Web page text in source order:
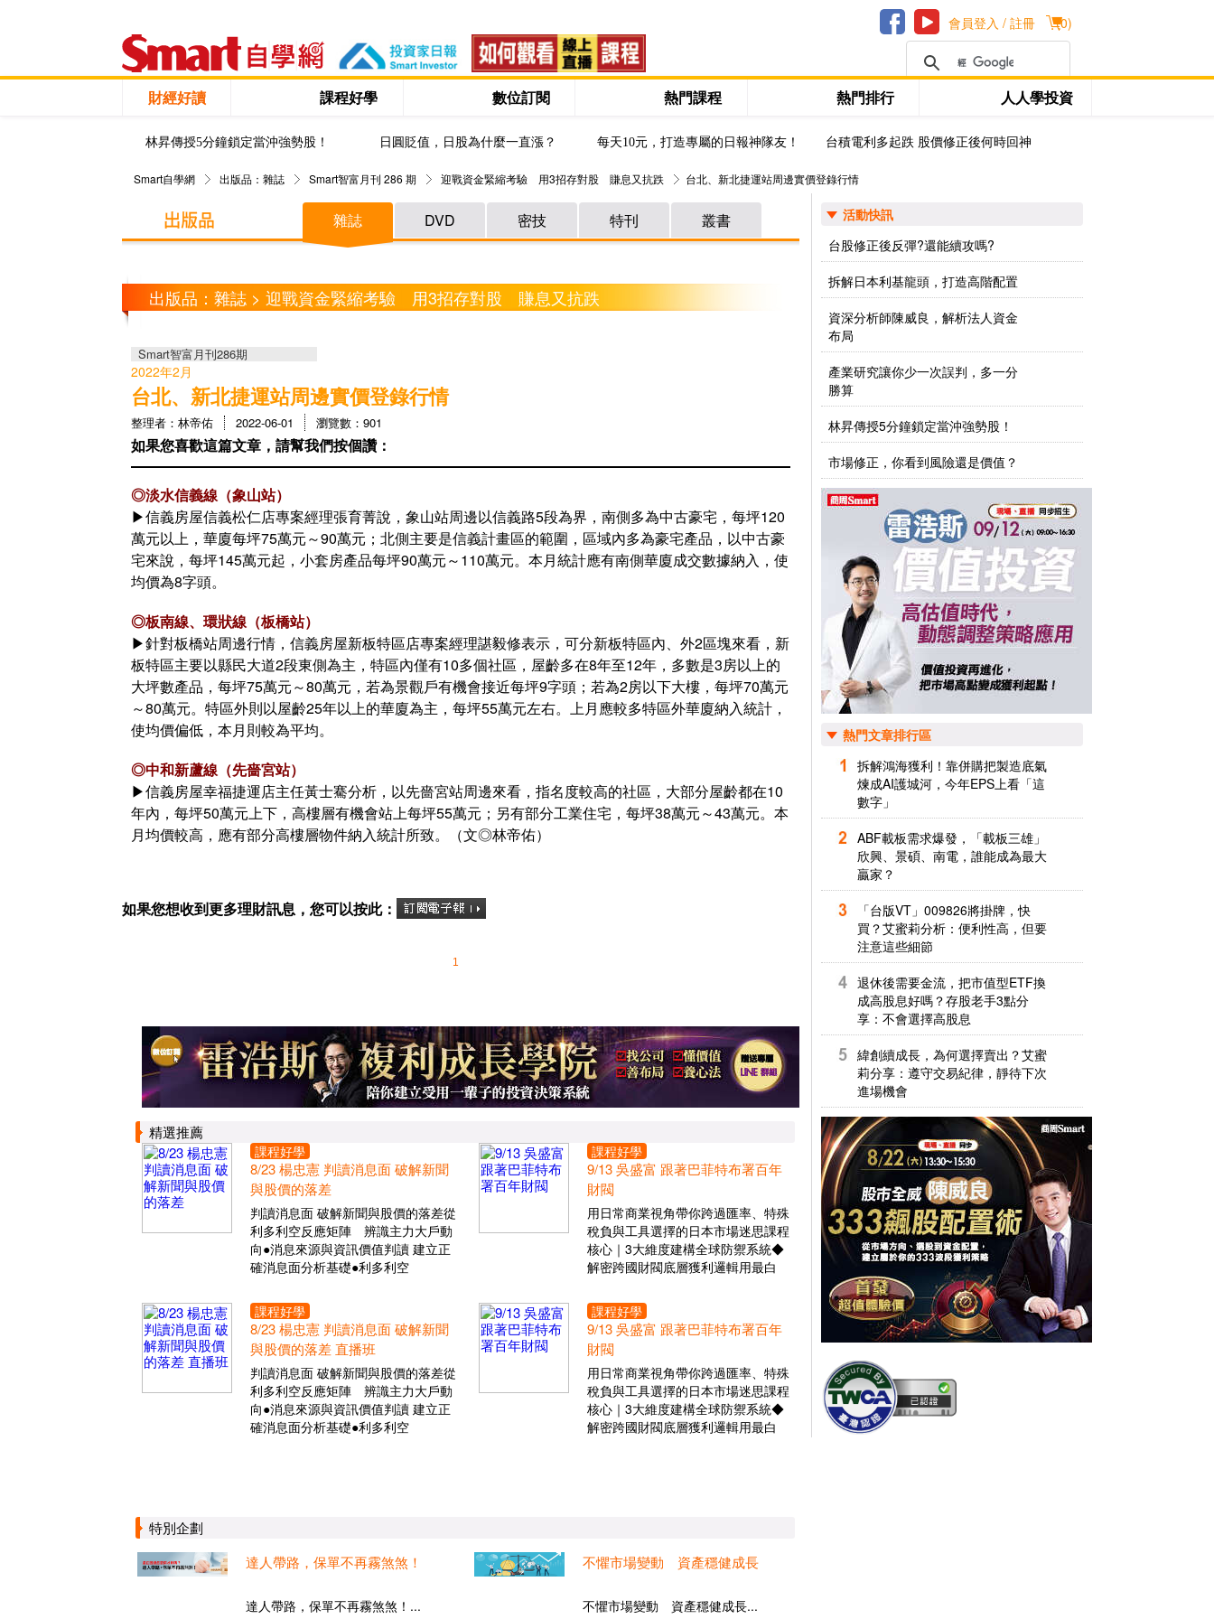
(0)
會員登入 / 註冊
財經好讀 課程好學 數位訂閱 熱門課程 熱門排行 人人學投資
林昇傳授5分鐘鎖定當沖強勢股！ 日圓貶值，日股為什麼一直漲？ 每天10元，打造專屬的日報神隊友！ 台積電利多起跌 股價修正後何時回神
Smart自學網 出版品：雜誌 Smart智富月刊 286 期 迎戰資金緊縮考驗 用3招存對股 賺息又抗跌 台北、新北捷運站周邊實價登錄行情
雜誌 DVD 密技 特刊 叢書
出版品：雜誌 > 迎戰資金緊縮考驗 用3招存對股 賺息又抗跌
Smart智富月刊286期
2022年2月
台北、新北捷運站周邊實價登錄行情
整理者：林帝佑 2022-06-01 瀏覽數：901
如果您喜歡這篇文章，請幫我們按個讚：
◎淡水信義線（象山站）
▶信義房屋信義松仁店專案經理張育菁說，象山站周邊以信義路5段為界，南側多為中古豪宅，每坪120
萬元以上，華廈每坪75萬元～90萬元；北側主要是信義計畫區的範圍，區域內多為豪宅產品，以中古豪
宅來說，每坪145萬元起，小套房產品每坪90萬元～110萬元。本月統計應有南側華廈成交數據納入，使
均價為8字頭。
◎板南線、環狀線（板橋站）
▶針對板橋站周邊行情，信義房屋新板特區店專案經理諶毅修表示，可分新板特區內、外2區塊來看，新
板特區主要以縣民大道2段東側為主，特區內僅有10多個社區，屋齡多在8年至12年，多數是3房以上的
大坪數產品，每坪75萬元～80萬元，若為景觀戶有機會接近每坪9字頭；若為2房以下大樓，每坪70萬元
～80萬元。特區外則以屋齡25年以上的華廈為主，每坪55萬元左右。上月應較多特區外華廈納入統計，
使均價偏低，本月則較為平均。
◎中和新蘆線（先嗇宮站）
▶信義房屋幸福捷運店主任黃士騫分析，以先嗇宮站周邊來看，指名度較高的社區，大部分屋齡都在10
年內，每坪50萬元上下，高樓層有機會站上每坪55萬元；另有部分工業住宅，每坪38萬元～43萬元。本
月均價較高，應有部分高樓層物件納入統計所致。（文◎林帝佑）
如果您想收到更多理財訊息，您可以按此：
1
精選推薦
課程好學
8/23 楊忠憲 判讀消息面 破解新聞
與股價的落差
判讀消息面 破解新聞與股價的落差從
利多利空反應矩陣 辨識主力大戶動
向●消息來源與資訊價值判讀 建立正
確消息面分析基礎●利多利空
課程好學
9/13 吳盛富 跟著巴菲特布署百年
財閥
用日常商業視角帶你跨過匯率、特殊
稅負與工具選擇的日本市場迷思課程
核心｜3大維度建構全球防禦系統◆
解密跨國財閥底層獲利邏輯用最白
課程好學
8/23 楊忠憲 判讀消息面 破解新聞
與股價的落差 直播班
判讀消息面 破解新聞與股價的落差從
利多利空反應矩陣 辨識主力大戶動
向●消息來源與資訊價值判讀 建立正
確消息面分析基礎●利多利空
課程好學
9/13 吳盛富 跟著巴菲特布署百年
財閥
用日常商業視角帶你跨過匯率、特殊
稅負與工具選擇的日本市場迷思課程
核心｜3大維度建構全球防禦系統◆
解密跨國財閥底層獲利邏輯用最白
特別企劃
達人帶路，保單不再霧煞煞！
達人帶路，保單不再霧煞煞！...
不懼市場變動 資產穩健成長
不懼市場變動 資產穩健成長...
活動快訊
台股修正後反彈?還能續攻嗎?
拆解日本利基龍頭，打造高階配置
資深分析師陳威良，解析法人資金
布局
產業研究讓你少一次誤判，多一分
勝算
林昇傳授5分鐘鎖定當沖強勢股！
市場修正，你看到風險還是價值？
熱門文章排行區
拆解鴻海獲利！靠併購把製造底氣
煉成AI護城河，今年EPS上看「這
數字」
ABF載板需求爆發，「載板三雄」
欣興、景碩、南電，誰能成為最大
贏家？
「台版VT」009826將掛牌，快
買？艾蜜莉分析：便利性高，但要
注意這些細節
退休後需要金流，把市值型ETF換
成高股息好嗎？存股老手3點分
享：不會選擇高股息
緯創續成長，為何選擇賣出？艾蜜
莉分享：遵守交易紀律，靜待下次
進場機會